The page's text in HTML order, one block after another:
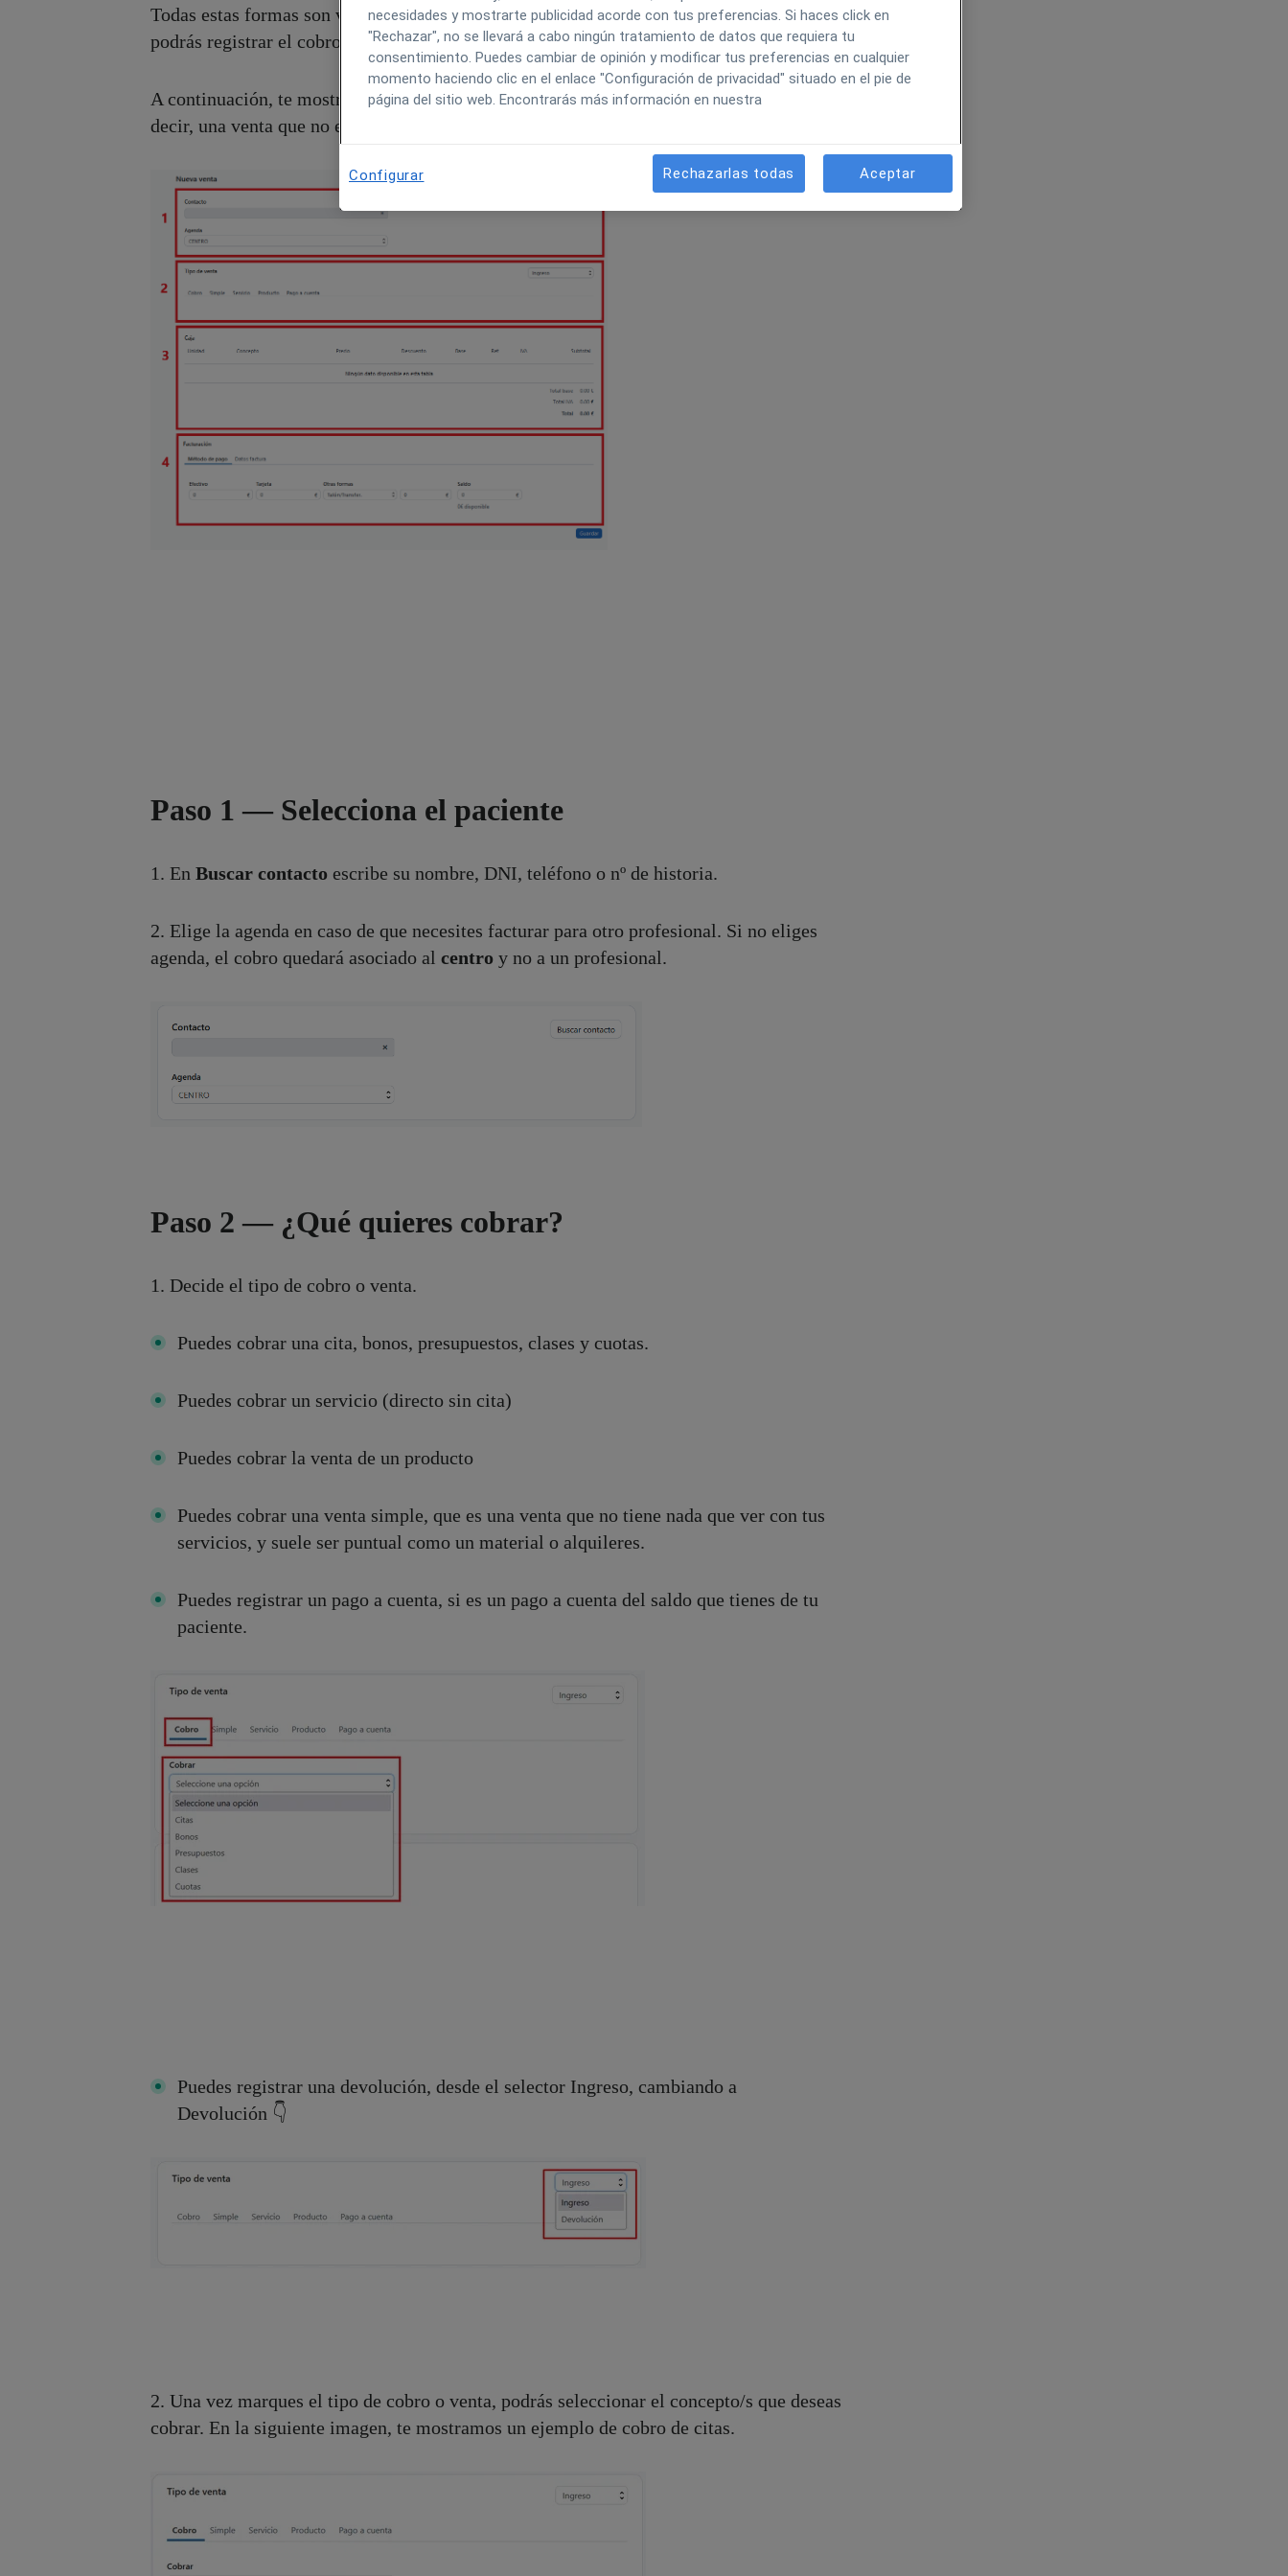
Todas estas formas son válidas para llegar a la página de Nueva venta, desde la que
podrás registrar el cobro o en su caso también,devoluciones.
A continuación, te mostramos como registrar un cobro (o una nueva venta) desde cero, es
decir, una venta que no está vinculada ni a una cita ni un presupuesto.
Paso 1 — Selecciona el paciente
1. En Buscar contacto escribe su nombre, DNI, teléfono o nº de historia.
2. Elige la agenda en caso de que necesites facturar para otro profesional. Si no eliges
agenda, el cobro quedará asociado al centro y no a un profesional.
Paso 2 — ¿Qué quieres cobrar?
1. Decide el tipo de cobro o venta.
Puedes cobrar una cita, bonos, presupuestos, clases y cuotas.
Puedes cobrar un servicio (directo sin cita)
Puedes cobrar la venta de un producto
Puedes cobrar una venta simple, que es una venta que no tiene nada que ver con tus
servicios, y suele ser puntual como un material o alquileres.
Puedes registrar un pago a cuenta, si es un pago a cuenta del saldo que tienes de tu
paciente.
Puedes registrar una devolución, desde el selector Ingreso, cambiando a
Devolución 👇
2. Una vez marques el tipo de cobro o venta, podrás seleccionar el concepto/s que deseas
cobrar. En la siguiente imagen, te mostramos un ejemplo de cobro de citas.
necesidades y mostrarte publicidad acorde con tus preferencias. Si haces click en
"Rechazar", no se llevará a cabo ningún tratamiento de datos que requiera tu
consentimiento. Puedes cambiar de opinión y modificar tus preferencias en cualquier
momento haciendo clic en el enlace "Configuración de privacidad" situado en el pie de
página del sitio web. Encontrarás más información en nuestra
Rechazarlas todas Aceptar
Configurar